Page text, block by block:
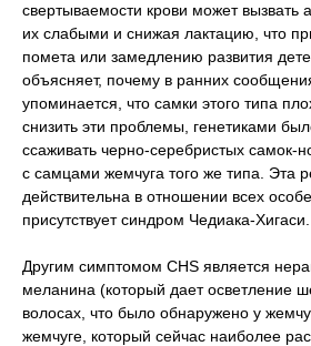
свертываемости крови может
их слабыми и снижая лактацию, что
помета или замедлению развития
объясняет, почему в ранних
упоминается, что самки этого типа
снизить эти проблемы, генетиками
ссаживать черно-серебристых самок-
с самцами жемчуга того же типа. Эта
действительна в отношении всех
присутствует синдром Чедиака-Хигаси.
Другим симптомом CHS является
меланина (который дает осветление
волосах, что было обнаружено у
жемчуге, который сейчас наиболее